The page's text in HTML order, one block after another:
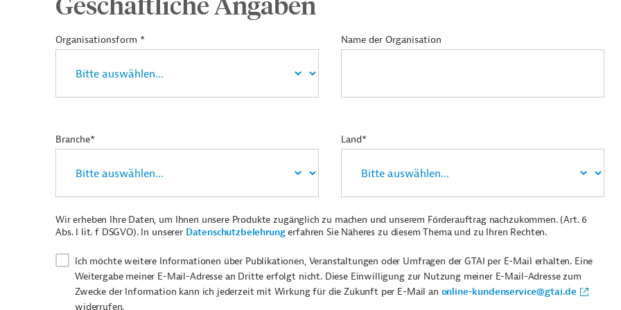
Organisationsform * Name der Organisation
Branche* Land*
Wir erheben Ihre Daten, um Ihnen unsere Produkte zugänglich zu machen und unserem Förderauftrag nachzukommen. (Art. 6
Abs. I lit. f DSGVO). In unserer Datenschutzbelehrungerfahren Sie Näheres zu diesem Thema und zu Ihren Rechten.
Ich möchte weitere Informationen über Publikationen, Veranstaltungen oder Umfragen der GTAI per E-Mail erhalten. Eine
Weitergabe meiner E-Mail-Adresse an Dritte erfolgt nicht. Diese Einwilligung zur Nutzung meiner E-Mail-Adresse zum
Zwecke der Information kann ich jederzeit mit Wirkung für die Zukunft per E-Mail an online-kundenservice@gtai.de
widerrufen.